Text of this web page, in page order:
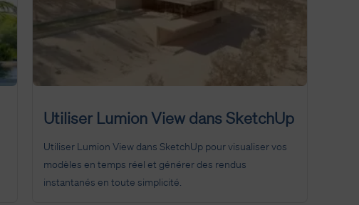
Utiliser Lumion View dans SketchUp
Utiliser Lumion View dans SketchUp pour visualiser vos
modèles en temps réel et générer des rendus
instantanés en toute simplicité.